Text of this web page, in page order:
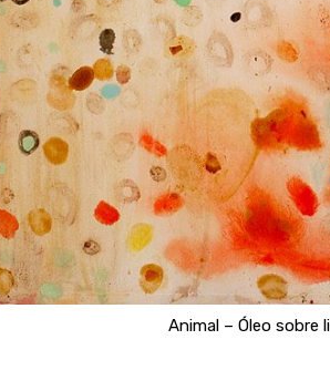
Animal – Óleo sobre